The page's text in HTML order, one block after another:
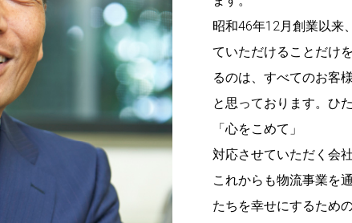
昭和46年12月創業以来
ていただけることだけ
るのは、すべてのお客
と思っております。ひ
「心をこめて」
対応させていただく会
これからも物流事業を
たちを幸せにするため